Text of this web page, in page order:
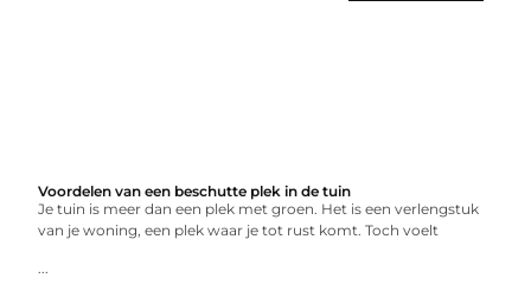
Voordelen van een beschutte plek in de tuin
Je tuin is meer dan een plek met groen. Het is een verlengstuk
van je woning, een plek waar je tot rust komt. Toch voelt
...